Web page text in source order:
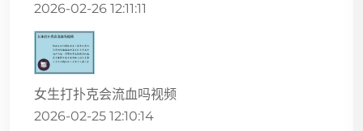
2026-02-26 12:11:11
女生打扑克会流血吗视频
2026-02-25 12:10:14